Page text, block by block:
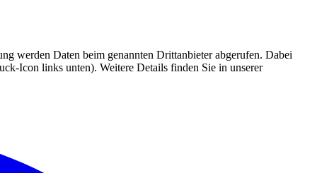
werden Daten beim genannten Drittanbieter abgerufen. Dabei
Icon links unten). Weitere Details finden Sie in unserer